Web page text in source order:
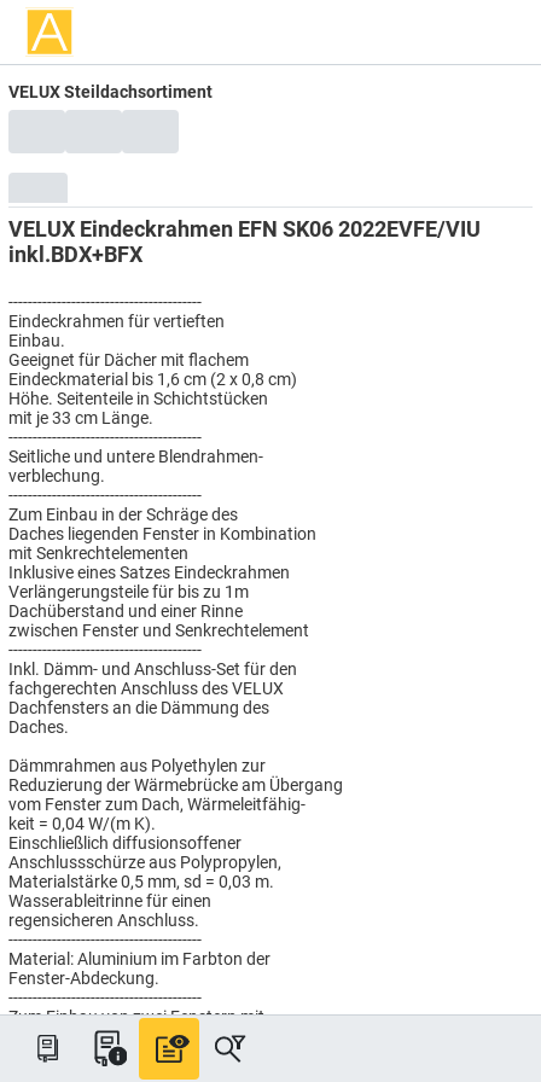
VELUX Steildachsortiment
VELUX Eindeckrahmen EFN SK06 2022EVFE/VIU
inkl.BDX+BFX
----------------------------------------
Eindeckrahmen für vertieften
Einbau.
Geeignet für Dächer mit flachem
Eindeckmaterial bis 1,6 cm (2 x 0,8 cm)
Höhe. Seitenteile in Schichtstücken
mit je 33 cm Länge.
----------------------------------------
Seitliche und untere Blendrahmen-
verblechung.
----------------------------------------
Zum Einbau in der Schräge des
Daches liegenden Fenster in Kombination
mit Senkrechtelementen
Inklusive eines Satzes Eindeckrahmen
Verlängerungsteile für bis zu 1m
Dachüberstand und einer Rinne
zwischen Fenster und Senkrechtelement
----------------------------------------
Inkl. Dämm- und Anschluss-Set für den
fachgerechten Anschluss des VELUX
Dachfensters an die Dämmung des
Daches.
Dämmrahmen aus Polyethylen zur
Reduzierung der Wärmebrücke am Übergang
vom Fenster zum Dach, Wärmeleitfähig-
keit = 0,04 W/(m K).
Einschließlich diffusionsoffener
Anschlussschürze aus Polypropylen,
Materialstärke 0,5 mm, sd = 0,03 m.
Wasserableitrinne für einen
regensicheren Anschluss.
----------------------------------------
Material: Aluminium im Farbton der
Fenster-Abdeckung.
----------------------------------------
Zum Einbau von zwei Fenstern mit
Senkrechtelementen
Abstand zum rechts danebenliegenden